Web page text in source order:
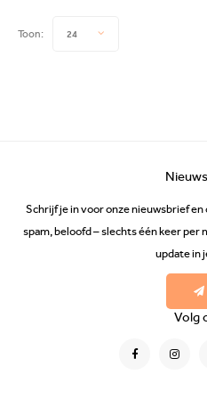
Toon: 24
Schrijf je in voor onze nieuwsbrief
spam, beloofd – slechts één keer per
update in
Volg